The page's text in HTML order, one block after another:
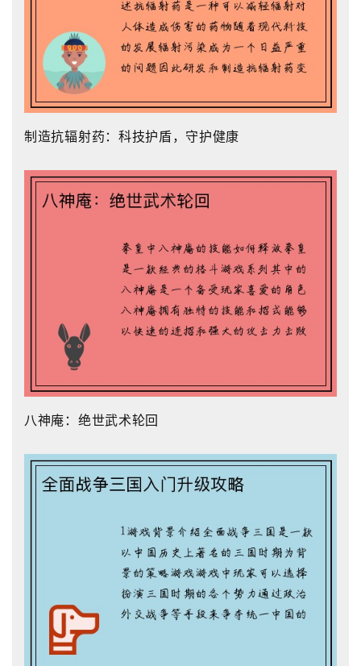
制造抗辐射药：科技护盾，守护健康
八神庵：绝世武术轮回